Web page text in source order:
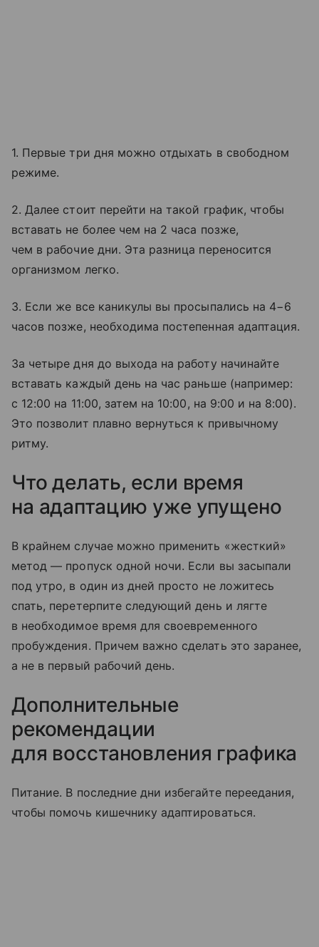
1. Первые три дня можно отдыхать в свободном
режиме.
2. Далее стоит перейти на такой график, чтобы
вставать не более чем на 2 часа позже,
чем в рабочие дни. Эта разница переносится
организмом легко.
3. Если же все каникулы вы просыпались на 4−6
часов позже, необходима постепенная адаптация.
За четыре дня до выхода на работу начинайте
вставать каждый день на час раньше (например:
с 12:00 на 11:00, затем на 10:00, на 9:00 и на 8:00).
Это позволит плавно вернуться к привычному
ритму.
Что делать, если время
на адаптацию уже упущено
В крайнем случае можно применить «жесткий»
метод — пропуск одной ночи. Если вы засыпали
под утро, в один из дней просто не ложитесь
спать, перетерпите следующий день и лягте
в необходимое время для своевременного
пробуждения. Причем важно сделать это заранее,
а не в первый рабочий день.
Дополнительные
рекомендации
для восстановления графика
Питание. В последние дни избегайте переедания,
чтобы помочь кишечнику адаптироваться.